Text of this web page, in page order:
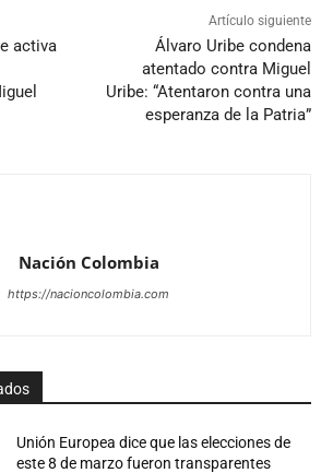
activa
Artículo siguiente
Álvaro Uribe condena
atentado contra Miguel
Uribe: “Atentaron contra una
esperanza de la Patria”
Nación Colombia
https://nacioncolombia.com
Unión Europea dice que las elecciones de
este 8 de marzo fueron transparentes